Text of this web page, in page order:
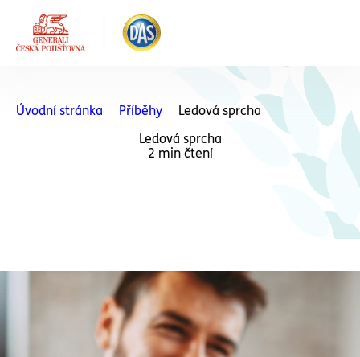
Úvodní stránka Příběhy
Ledová sprcha
Ledová sprcha
2 min čtení